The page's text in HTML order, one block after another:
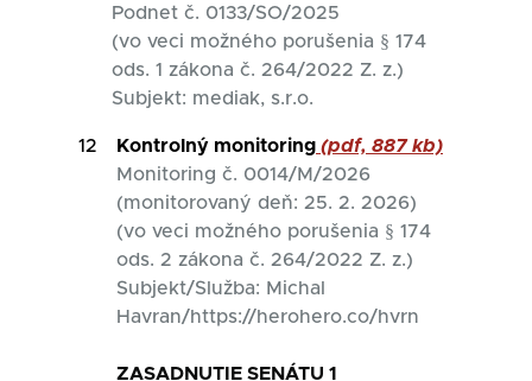
Podnet č. 0133/SO/2025
(vo veci možného porušenia § 174
ods. 1 zákona č. 264/2022 Z. z.)
Subjekt: mediak, s.r.o.
12 Kontrolný monitoring (pdf, 887 kb)
Monitoring č. 0014/M/2026
(monitorovaný deň: 25. 2. 2026)
(vo veci možného porušenia § 174
ods. 2 zákona č. 264/2022 Z. z.)
Subjekt/Služba: Michal
Havran/https://herohero.co/hvrn
ZASADNUTIE SENÁTU 1